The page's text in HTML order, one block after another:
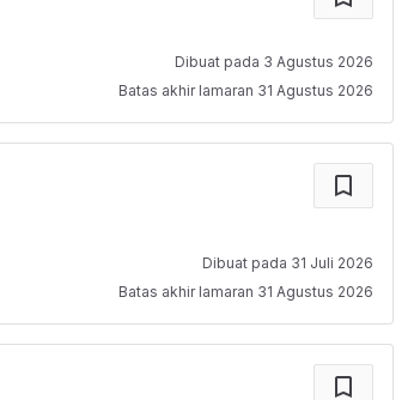
Dibuat pada 3 Agustus 2026
Batas akhir lamaran 31 Agustus 2026
Dibuat pada 31 Juli 2026
Batas akhir lamaran 31 Agustus 2026